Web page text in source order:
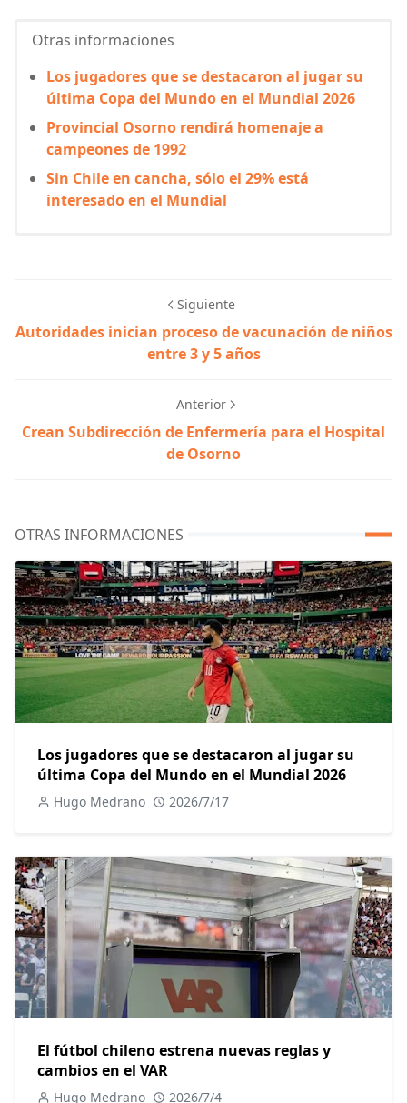
Otras informaciones
Los jugadores que se destacaron al jugar su
última Copa del Mundo en el Mundial 2026
Provincial Osorno rendirá homenaje a
campeones de 1992
Sin Chile en cancha, sólo el 29% está
interesado en el Mundial
Siguiente
Autoridades inician proceso de vacunación de niños
entre 3 y 5 años
Anterior
Crean Subdirección de Enfermería para el Hospital
de Osorno
OTRAS INFORMACIONES
Los jugadores que se destacaron al jugar su
última Copa del Mundo en el Mundial 2026
Hugo Medrano 2026/7/17
El fútbol chileno estrena nuevas reglas y
cambios en el VAR
Hugo Medrano 2026/7/4